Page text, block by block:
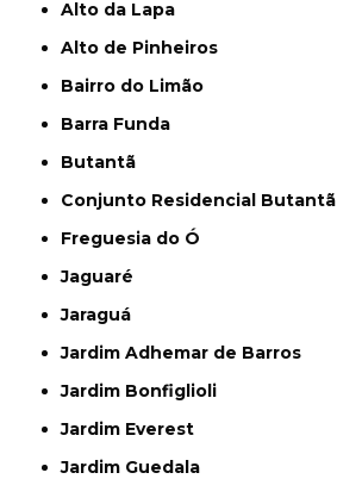
Alto da Lapa
Alto de Pinheiros
Bairro do Limão
Barra Funda
Butantã
Conjunto Residencial Butantã
Freguesia do Ó
Jaguaré
Jaraguá
Jardim Adhemar de Barros
Jardim Bonfiglioli
Jardim Everest
Jardim Guedala